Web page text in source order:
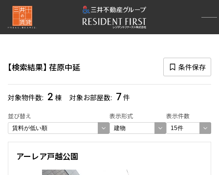
検索結果 荏原中延 条件保存
対象物件数 2 棟 対象お部屋数 7 件
並び替え 表示形式 表示件数
再検索ナビゲーション
選択中の路線
池上線
(95)
選択中の駅
荏原中延 (7)
アーレア戸越公園